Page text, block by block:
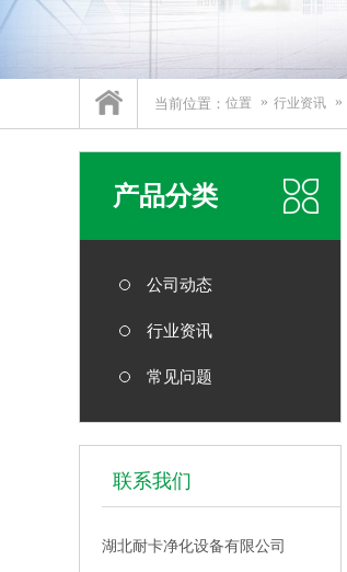
当前位置： 位置 行业资讯
产品分类
公司动态
行业资讯
常见问题
联系我们
湖北耐卡净化设备有限公司